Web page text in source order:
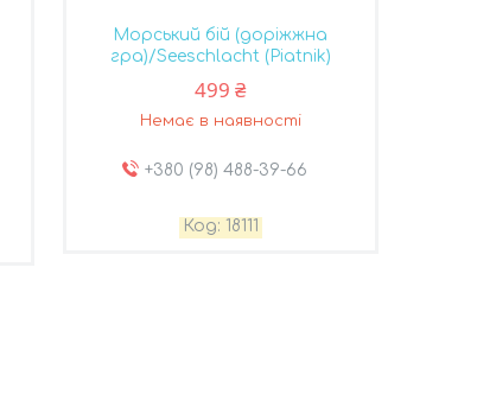
Морський бій (доріжжна
гра)/Seeschlacht (Piatnik)
499 ₴
Немає в наявності
+380 (98) 488-39-66
18111